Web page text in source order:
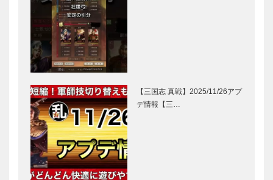
【三国志 真戦】2025/11/26アプ
デ情報【三…